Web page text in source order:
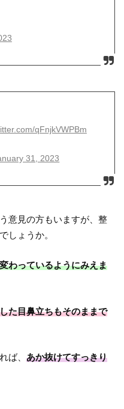
qFnjkVWPBm
31, 2023
意見の方もいますが、整
しょうか。
わっているようにみえま
た目鼻立ちもそのままで
ば、あか抜けてすっきり